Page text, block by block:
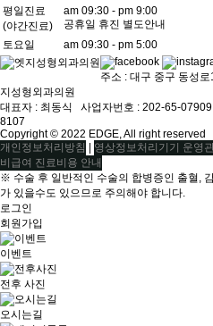
평일진료
(야간진료)
am 09:30 - pm 9:00
공휴일 휴진 별도안내
토요일
am 09:30 - pm 5:00
주소 : 대구 중구 동성
지성형외과의원
대표자 : 최동식ㅤ 사업자번호 : 202-65-
8107
Copyright © 2022 EDGE, All right reserved
개인정보처리방침
영상정보처리기기 운영
비급여 진료비용 안내
※ 수술 후 일반적인 수술의 합병증인 출혈,
가 있을수도 있으므로 주의해야 합니다.
로그인
회원가입
이벤트
전후 사진
오시는길